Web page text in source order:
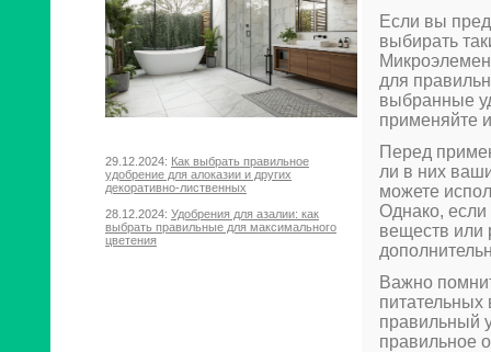
29.12.2024: Как выбрать правильное
удобрение для алоказии и других
декоративно-лиственных
28.12.2024: Удобрения для азалии: как
выбрать правильные для максимального
цветения
Если вы
выбирать
для
выбранные
применяйте
Перед
ли в них
можете
Однако, если
веществ или
Важно
питательных
правильный
правильное